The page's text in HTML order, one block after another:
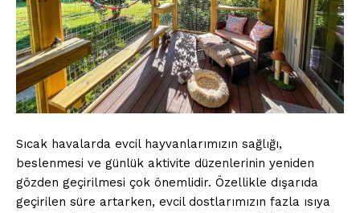
Sıcak havalarda evcil hayvanlarımızın sağlığı,
beslenmesi ve günlük aktivite düzenlerinin yeniden
gözden geçirilmesi çok önemlidir. Özellikle dışarıda
geçirilen süre artarken, evcil dostlarımızın fazla ısıya